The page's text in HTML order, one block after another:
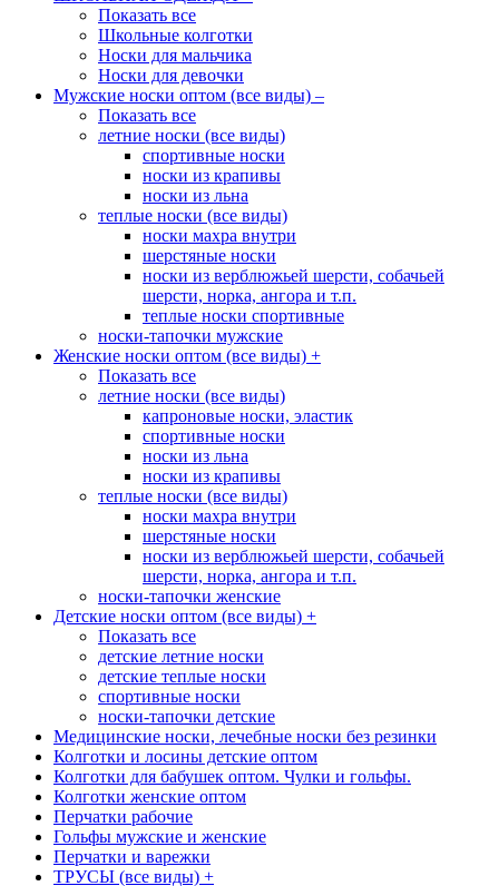
Показать все
Школьные колготки
Носки для мальчика
Носки для девочки
Мужские носки оптом (все виды) –
Показать все
летние носки (все виды)
спортивные носки
носки из крапивы
носки из льна
теплые носки (все виды)
носки махра внутри
шерстяные носки
носки из верблюжьей шерсти, собачьей
шерсти, норка, ангора и т.п.
теплые носки спортивные
носки-тапочки мужские
Женские носки оптом (все виды) +
Показать все
летние носки (все виды)
капроновые носки, эластик
спортивные носки
носки из льна
носки из крапивы
теплые носки (все виды)
носки махра внутри
шерстяные носки
носки из верблюжьей шерсти, собачьей
шерсти, норка, ангора и т.п.
носки-тапочки женские
Детские носки оптом (все виды) +
Показать все
детские летние носки
детские теплые носки
спортивные носки
носки-тапочки детские
Медицинские носки, лечебные носки без резинки
Колготки и лосины детские оптом
Колготки для бабушек оптом. Чулки и гольфы.
Колготки женские оптом
Перчатки рабочие
Гольфы мужские и женские
Перчатки и варежки
ТРУСЫ (все виды) +